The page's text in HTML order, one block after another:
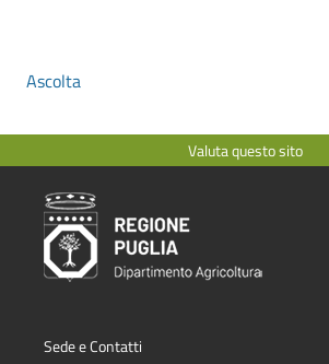
Ascolta
Valuta questo sito
Sede e Contatti